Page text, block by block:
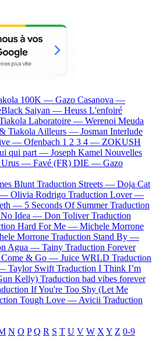
100K — Gazo Casanova —
Saiyan — Heuss L'enfoiré
Laboratoire — Werenoi Meuda
Tiakola Ailleurs — Josman Interlude
— Ofenbach 1 2 3 4 — ZOKUSH
qui part — Joseph Kamel Nouvelles
Urus — Favé (FR) DIE — Gazo
Blunt Traduction Streets — Doja Cat
— Olivia Rodrigo Traduction Lover —
— 5 Seconds Of Summer Traduction
No Idea — Don Toliver Traduction
Hard For Me — Michele Morrone
Morrone Traduction Stand By —
Agua — Tainy Traduction Forever
Come & Go — Juice WRLD Traduction
Taylor Swift Traduction I Think I’m
Kelly) Traduction bad vibes forever
If You're Too Shy (Let Me
Tough Love — Avicii Traduction
N O P Q R S T U V W X Y Z 0-9